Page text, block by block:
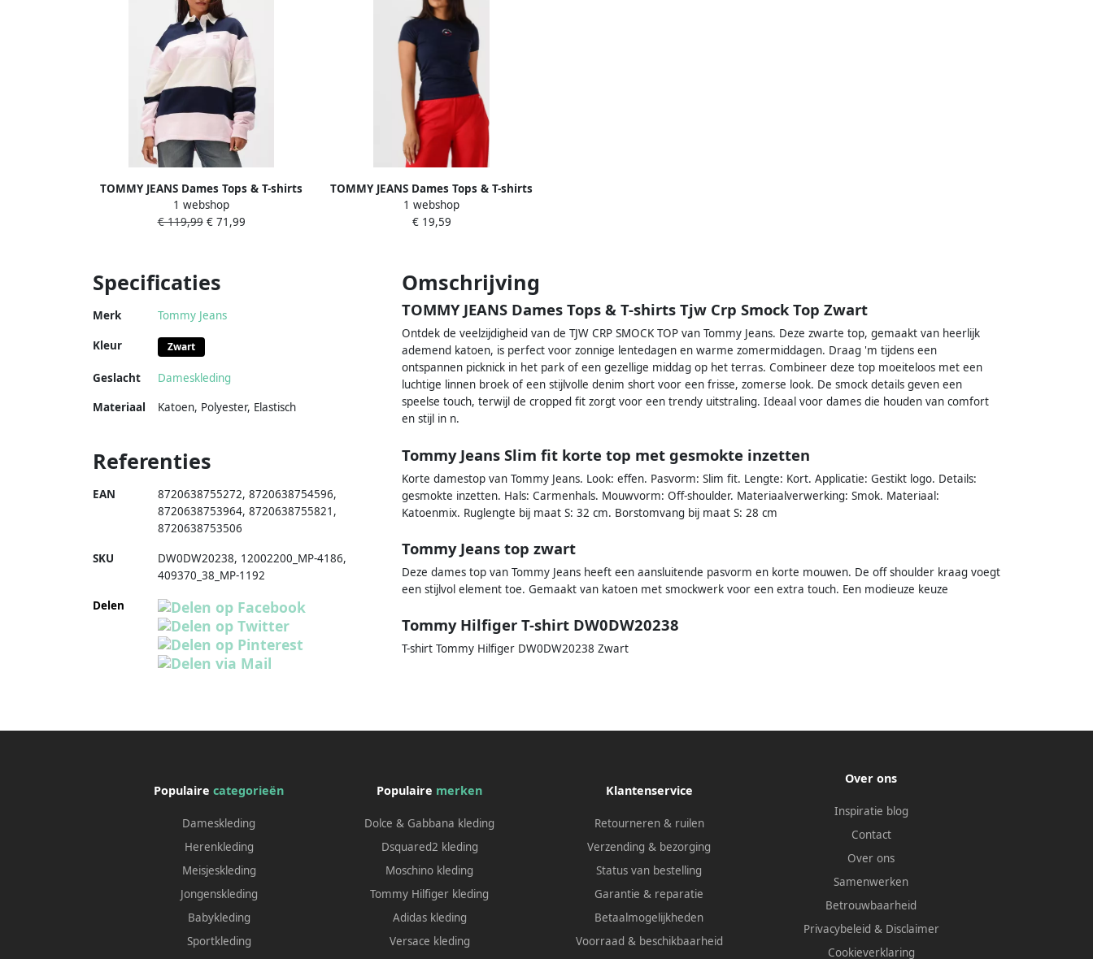
TOMMY JEANS Dames Tops & T-shirts
Tjw Badge Stripe Rugby Multi
1 webshop
€ 119,99€ 71,99
TOMMY JEANS Dames Tops & T-shirts
Tjw Slim Essential Logo 2 Tee
Donkerblauw
1 webshop
€ 19,59
Specificaties
Merk Tommy Jeans
Kleur Zwart
Geslacht
Dameskleding
Materiaal
Katoen, Polyester, Elastisch
Omschrijving
TOMMY JEANS Dames Tops & T-shirts Tjw Crp Smock Top Zwart
Ontdek de veelzijdigheid van de TJW CRP SMOCK TOP van Tommy Jeans. Deze zwarte top, gemaakt van heerlijk
ademend katoen, is perfect voor zonnige lentedagen en warme zomermiddagen. Draag 'm tijdens een
ontspannen picknick in het park of een gezellige middag op het terras. Combineer deze top moeiteloos met een
luchtige linnen broek of een stijlvolle denim short voor een frisse, zomerse look. De smock details geven een
speelse touch, terwijl de cropped fit zorgt voor een trendy uitstraling. Ideaal voor dames die houden van comfort
en stijl in n.
Tommy Jeans Slim fit korte top met gesmokte inzetten
Korte damestop van Tommy Jeans. Look: effen. Pasvorm: Slim fit. Lengte: Kort. Applicatie: Gestikt logo. Details:
gesmokte inzetten. Hals: Carmenhals. Mouwvorm: Off-shoulder. Materiaalverwerking: Smok. Materiaal:
Katoenmix. Ruglengte bij maat S: 32 cm. Borstomvang bij maat S: 28 cm
Tommy Jeans top zwart
Deze dames top van Tommy Jeans heeft een aansluitende pasvorm en korte mouwen. De off shoulder kraag voegt
een stijlvol element toe. Gemaakt van katoen met smockwerk voor een extra touch. Een modieuze keuze
Tommy Hilfiger T-shirt DW0DW20238
T-shirt Tommy Hilfiger DW0DW20238 Zwart
Referenties
EAN 8720638755272, 8720638754596,
8720638753964, 8720638755821 ,
8720638753506
SKU DW0DW20238, 12002200_MP-4186,
409370_38_MP-1192
Delen
Populairecategorieën
Dameskleding
Herenkleding
Meisjeskleding
Jongenskleding
Babykleding
Sportkleding
Populaire merken
Dolce & Gabbana kleding
Dsquared2 kleding
Moschino kleding
Tommy Hilfiger kleding
Adidas kleding
Versace kleding
Klantenservice
Retourneren & ruilen
Verzending & bezorging
Status van bestelling
Garantie & reparatie
Betaalmogelijkheden
Voorraad & beschikbaarheid
Over ons
Inspiratie blog
Contact
Over ons
Samenwerken
Betrouwbaarheid
Privacybeleid & Disclaimer
Cookieverklaring